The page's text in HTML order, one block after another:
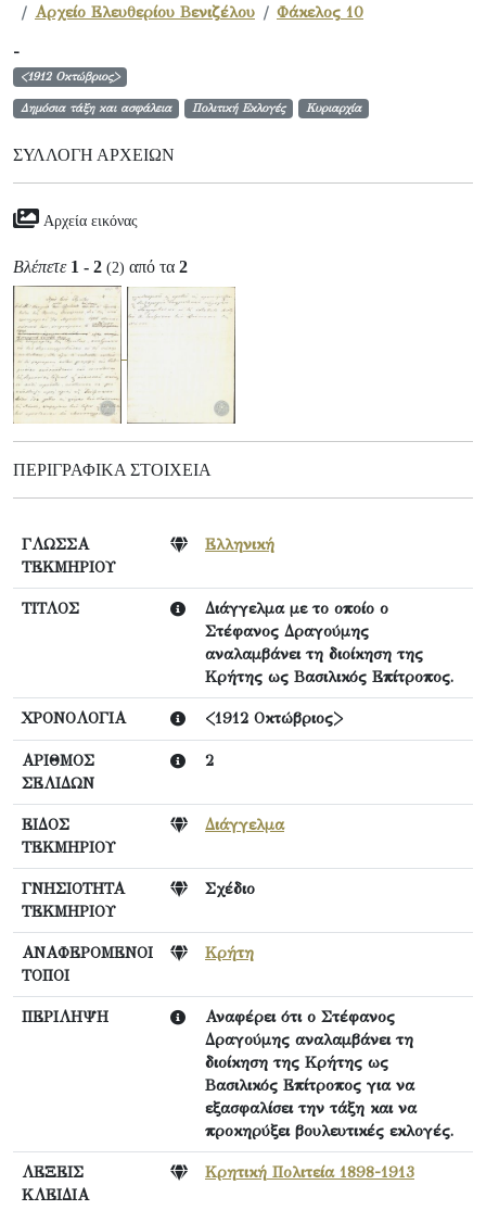
Αρχείο Ελευθερίου Βενιζέλου
Φάκελος 10
-
<1912 Οκτώβριος>
Δημόσια τάξη και ασφάλεια Πολιτική Εκλογές Κυριαρχία
ΣΥΛΛΟΓΉ ΑΡΧΕΊΩΝ
Αρχεία εικόνας
Βλέπετε 1 - 2 (2) από τα 2
ΠΕΡΙΓΡΑΦΙΚΆ ΣΤΟΙΧΕΊΑ
ΓΛΩΣΣΑ
ΤΕΚΜΗΡΙΟΥ
Ελληνική
ΤΙΤΛΟΣ
Διάγγελμα με το οποίο ο
Στέφανος Δραγούμης
αναλαμβάνει τη διοίκηση της
Κρήτης ως Βασιλικός Επίτροπος.
ΧΡΟΝΟΛΟΓΙΑ <1912 Οκτώβριος>
ΑΡΙΘΜΟΣ
ΣΕΛΙΔΩΝ
2
ΕΙΔΟΣ
ΤΕΚΜΗΡΙΟΥ
Διάγγελμα
ΓΝΗΣΙΟΤΗΤΑ
ΤΕΚΜΗΡΙΟΥ
Σχέδιο
ΑΝΑΦΕΡΟΜΕΝΟΙ
ΤΟΠΟΙ
Κρήτη
ΠΕΡΙΛΗΨΗ
Αναφέρει ότι ο Στέφανος
Δραγούμης αναλαμβάνει τη
διοίκηση της Κρήτης ως
Βασιλικός Επίτροπος για να
εξασφαλίσει την τάξη και να
προκηρύξει βουλευτικές εκλογές.
ΛΕΞΕΙΣ
ΚΛΕΙΔΙΑ
Κρητική Πολιτεία 1898-1913